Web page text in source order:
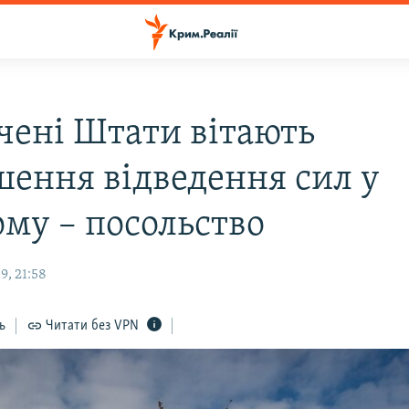
Штати вітають
відведення сил у
– посольство
21:58
Читати без VPN